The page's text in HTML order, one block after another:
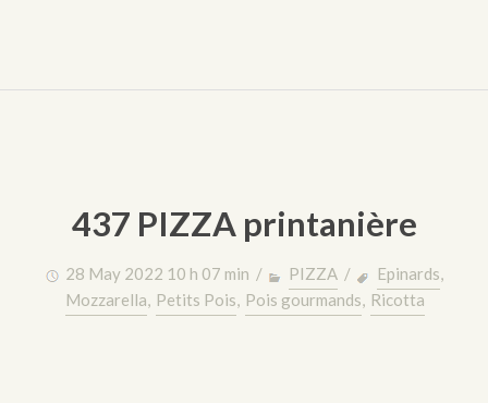
437 PIZZA printanière
28 May 2022 10 h 07 min / PIZZA/ Epinards,
Mozzarella, Petits Pois, Pois gourmands, Ricotta